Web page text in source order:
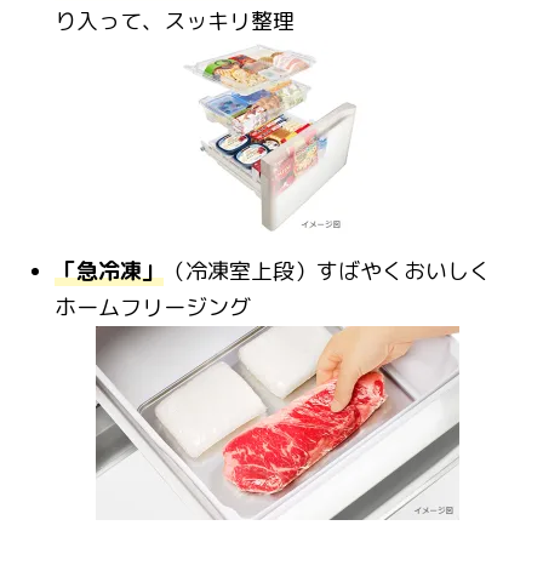
り入って、スッキリ整理
「急冷凍」 （冷凍室上段）すばやくおいしく
ホームフリージング